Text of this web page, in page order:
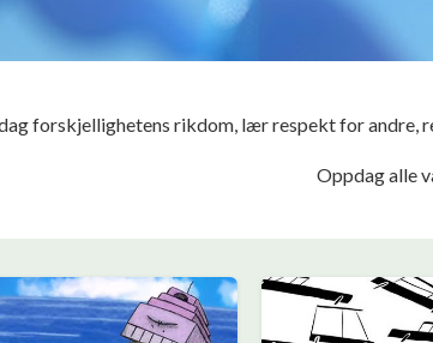
forskjellighetens rikdom, lær respekt for andre,
Oppdag alle